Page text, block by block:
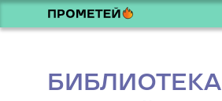
БИБЛИОТЕКА